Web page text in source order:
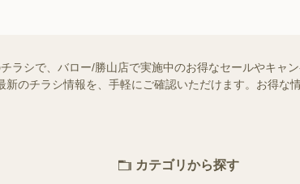
ラシで、バロー/勝山店で実施中のお得なセールやキャ
のチラシ情報を、手軽にご確認いただけます。お得な
カテゴリから探す